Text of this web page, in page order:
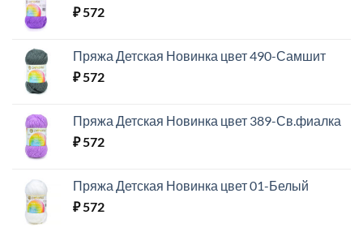
₽572
Пряжа Детская Новинка цвет 490-Самшит
₽572
Пряжа Детская Новинка цвет 389-Св.фиалка
₽572
Пряжа Детская Новинка цвет 01-Белый
₽572